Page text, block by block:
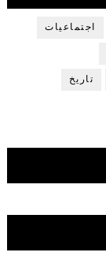
اجتماعيات
تاريخ